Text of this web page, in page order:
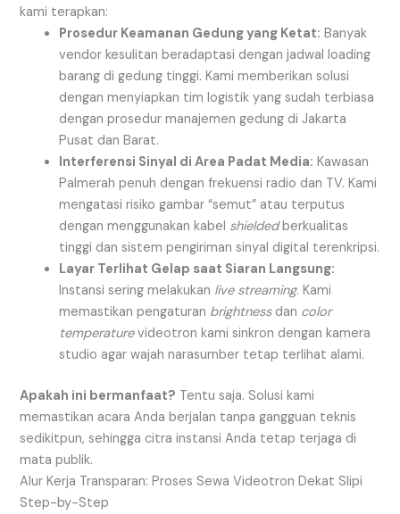
kami terapkan:
Prosedur Keamanan Gedung yang Ketat: Banyak
vendor kesulitan beradaptasi dengan jadwal loading
barang di gedung tinggi. Kami memberikan solusi
dengan menyiapkan tim logistik yang sudah terbiasa
dengan prosedur manajemen gedung di Jakarta
Pusat dan Barat.
Interferensi Sinyal di Area Padat Media: Kawasan
Palmerah penuh dengan frekuensi radio dan TV. Kami
mengatasi risiko gambar “semut” atau terputus
dengan menggunakan kabel shieldedberkualitas
tinggi dan sistem pengiriman sinyal digital terenkripsi.
Layar Terlihat Gelap saat Siaran Langsung:
Instansi sering melakukan live streaming. Kami
memastikan pengaturan brightnessdan color
temperaturevideotron kami sinkron dengan kamera
studio agar wajah narasumber tetap terlihat alami.
Apakah ini bermanfaat? Tentu saja. Solusi kami
memastikan acara Anda berjalan tanpa gangguan teknis
sedikitpun, sehingga citra instansi Anda tetap terjaga di
mata publik.
Alur Kerja Transparan: Proses Sewa Videotron Dekat Slipi
Step-by-Step